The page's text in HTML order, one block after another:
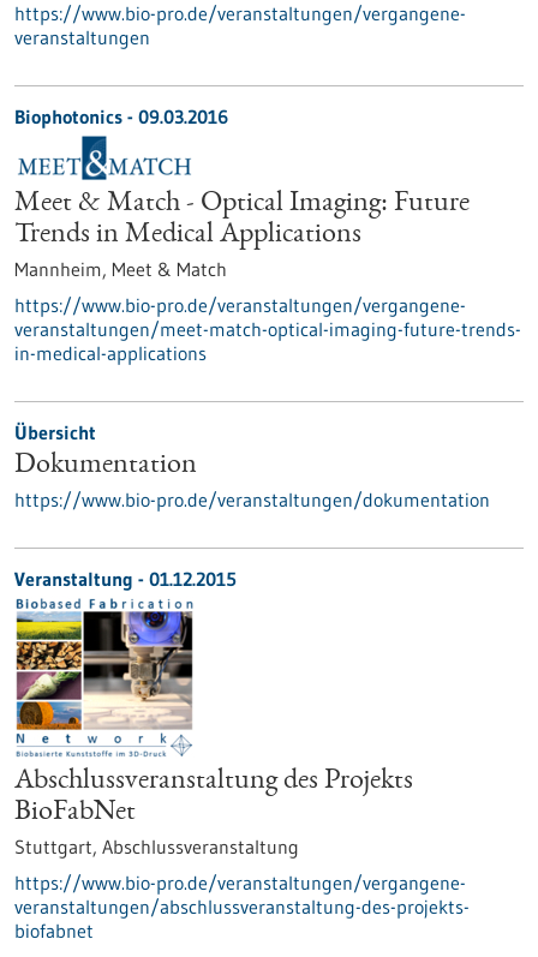
https://www.bio-pro.de/veranstaltungen/vergangene-
veranstaltungen
Biophotonics - 09.03.2016
Meet & Match - Optical Imaging: Future
Trends in Medical Applications
Mannheim, Meet & Match
https://www.bio-pro.de/veranstaltungen/vergangene-
veranstaltungen/meet-match-optical-imaging-future-trends-
in-medical-applications
Übersicht
Dokumentation
https://www.bio-pro.de/veranstaltungen/dokumentation
Veranstaltung - 01.12.2015
Abschlussveranstaltung des Projekts
BioFabNet
Stuttgart, Abschlussveranstaltung
https://www.bio-pro.de/veranstaltungen/vergangene-
veranstaltungen/abschlussveranstaltung-des-projekts-
biofabnet